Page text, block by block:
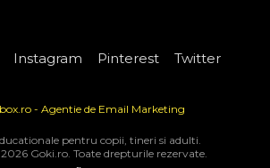
Instagram Pinterest Twitter
- Agentie de Email Marketing
pentru copii, tineri si adulti.
Goki.ro. Toate drepturile rezervate.